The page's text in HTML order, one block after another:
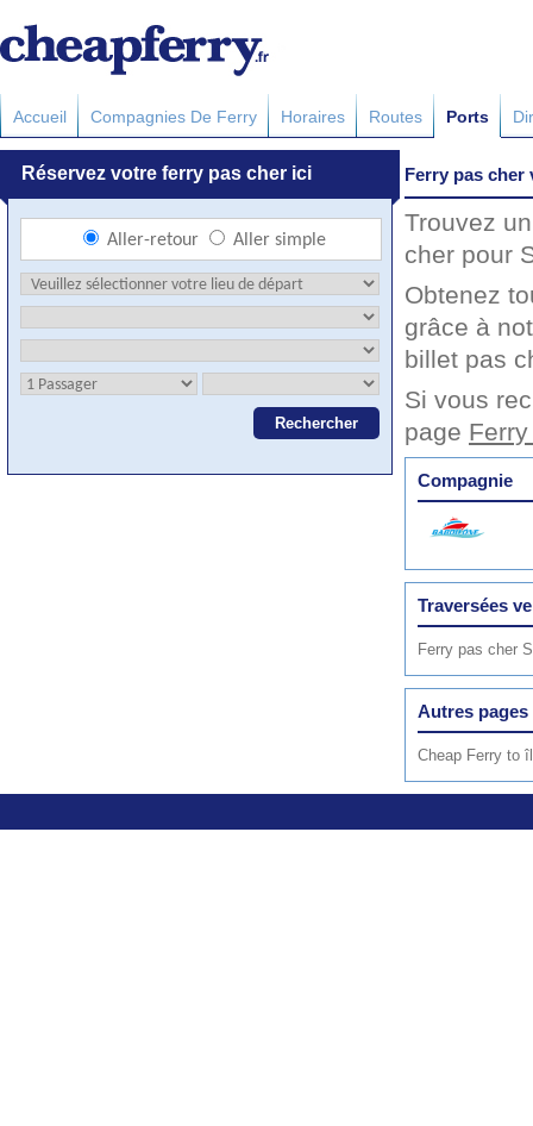
Accueil Compagnies De Ferry Horaires Routes Ports
Ferry pas cher
Trouvez
cher pour
Obtenez
grâce à
billet pas
Si vous
page
Compagnie
Traversées
Ferry pas cher
Autres pages
Cheap Ferry to